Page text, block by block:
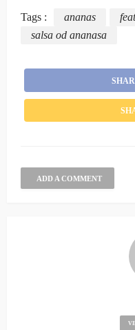
Tags : ananas
salsa od ananasa
ADD A COMMENT